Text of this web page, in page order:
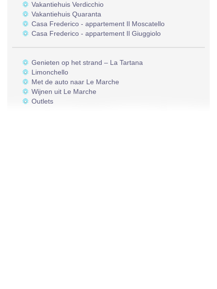
Vakantiehuis Verdicchio
Vakantiehuis Quaranta
Casa Frederico - appartement Il Moscatello
Casa Frederico - appartement Il Giuggiolo
Genieten op het strand – La Tartana
Limonchello
Met de auto naar Le Marche
Wijnen uit Le Marche
Outlets